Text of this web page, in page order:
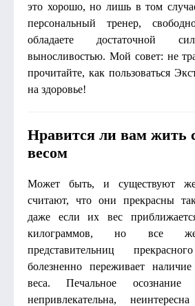
это хорошо, но лишь в том
персональный тренер,
обладаете достаточной
выносливостью. Мой совет: не
прочитайте, как пользоваться
на здоровье!
Нравится ли вам жить
весом
Может быть, и существуют
считают, что они прекрасны
даже если их вес
килограммов, но все же
представительниц
болезненно переживает
веса. Печальное
непривлекательна,